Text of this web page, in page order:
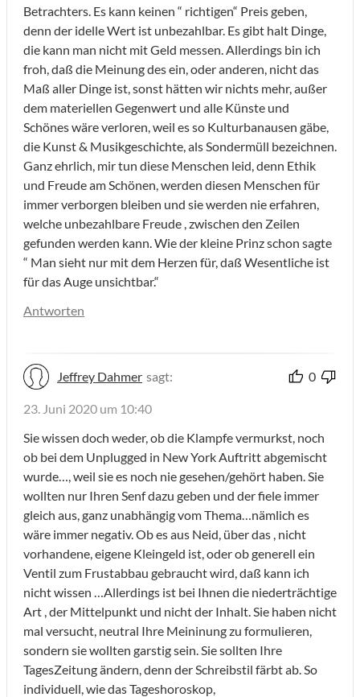
Betrachters. Es kann keinen “ richtigen“ Preis geben,
denn der idelle Wert ist unbezahlbar. Es gibt halt Dinge,
die kann man nicht mit Geld messen. Allerdings bin ich
froh, daß die Meinung des ein, oder anderen, nicht das
Maß aller Dinge ist, sonst hätten wir nichts mehr, außer
dem materiellen Gegenwert und alle Künste und
Schönes wäre verloren, weil es so Kulturbanausen gäbe,
die Kunst & Musikgeschichte, als Sondermüll bezeichnen.
Ganz ehrlich, mir tun diese Menschen leid, denn Ethik
und Freude am Schönen, werden diesen Menschen für
immer verborgen bleiben und sie werden nie erfahren,
welche unbezahlbare Freude , zwischen den Zeilen
gefunden werden kann. Wie der kleine Prinz schon sagte
“ Man sieht nur mit dem Herzen für, daß Wesentliche ist
für das Auge unsichtbar.“
Antworten
Jeffrey Dahmer sagt: 0
23. Juni 2020 um 10:40
Sie wissen doch weder, ob die Klampfe vermurkst, noch
ob bei dem Unplugged in New York Auftritt abgemischt
wurde…, weil sie es noch nie gesehen/gehört haben. Sie
wollten nur Ihren Senf dazu geben und der fiele immer
gleich aus, ganz unabhängig vom Thema…nämlich es
wäre immer negativ. Ob es aus Neid, über das , nicht
vorhandene, eigene Kleingeld ist, oder ob generell ein
Ventil zum Frustabbau gebraucht wird, daß kann ich
nicht wissen …Allerdings ist bei Ihnen die niederträchtige
Art , der Mittelpunkt und nicht der Inhalt. Sie haben nicht
mal versucht, neutral Ihre Meininung zu formulieren,
sondern sie wollten garstig sein. Sie sollten Ihre
TagesZeitung ändern, denn der Schreibstil färbt ab. So
individuell, wie das Tageshoroskop,